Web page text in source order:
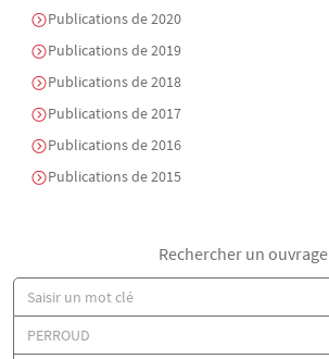
Publications de 2020
Publications de 2019
Publications de 2018
Publications de 2017
Publications de 2016
Publications de 2015
Rechercher un ouvrage